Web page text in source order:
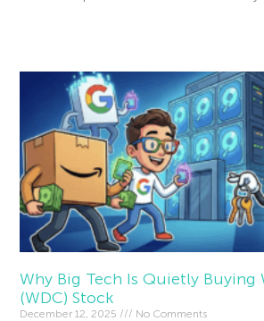
Why Big Tech Is Quietly Buying
(WDC) Stock
December 12, 2025 No Comments